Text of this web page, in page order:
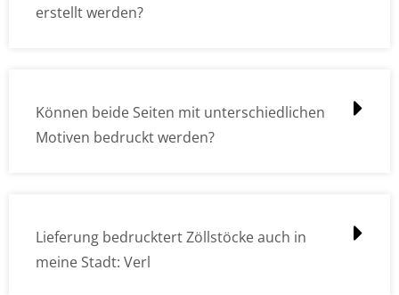
erstellt werden?
Können beide Seiten mit unterschiedlichen
Motiven bedruckt werden?
Lieferung bedrucktert Zöllstöcke auch in
meine Stadt: Verl